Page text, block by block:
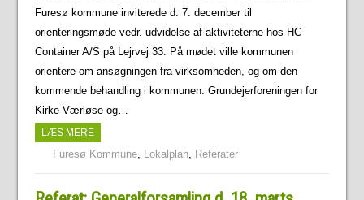
Furesø kommune inviterede d. 7. december til
orienteringsmøde vedr. udvidelse af aktiviteterne hos HC
Container A/S på Lejrvej 33. På mødet ville kommunen
orientere om ansøgningen fra virksomheden, og om den
kommende behandling i kommunen. Grundejerforeningen for
Kirke Værløse og…
LÆS MERE
Furesø Kommune, Lokalplan, Referater